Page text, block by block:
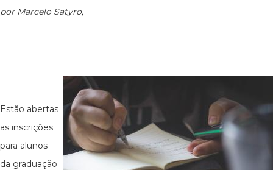
por Marcelo Satyro,
Estão abertas
as inscrições
para alunos
da graduação